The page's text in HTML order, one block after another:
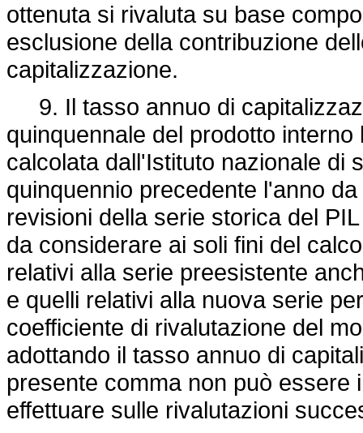
ottenuta si rivaluta su base
esclusione della contribuzione
capitalizzazione.
9. Il tasso annuo di
quinquennale del prodotto
calcolata dall'Istituto nazionale di
quinquennio precedente l'anno
revisioni della serie storica del
da considerare ai soli fini del
relativi alla serie preesistente
e quelli relativi alla nuova serie
coefficiente di rivalutazione del
adottando il tasso annuo di
presente comma non può
effettuare sulle rivalutazioni